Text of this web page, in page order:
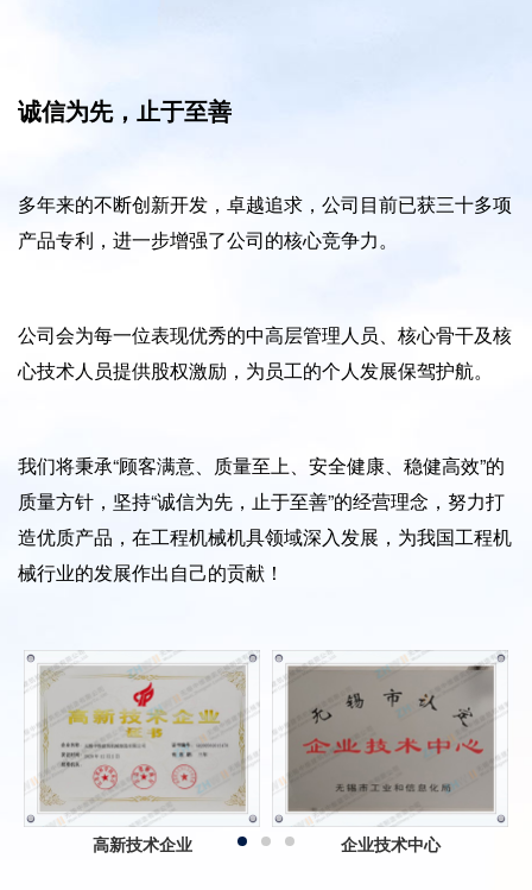
诚信为先，止于至善
多年来的不断创新开发，卓越追求，公司目前已获三十多项
产品专利，进一步增强了公司的核心竞争力。
公司会为每一位表现优秀的中高层管理人员、核心骨干及核
心技术人员提供股权激励，为员工的个人发展保驾护航。
我们将秉承“顾客满意、质量至上、安全健康、稳健高效”的
质量方针，坚持“诚信为先，止于至善”的经营理念，努力打
造优质产品，在工程机械机具领域深入发展，为我国工程机
械行业的发展作出自己的贡献！
高新技术企业 企业技术中心